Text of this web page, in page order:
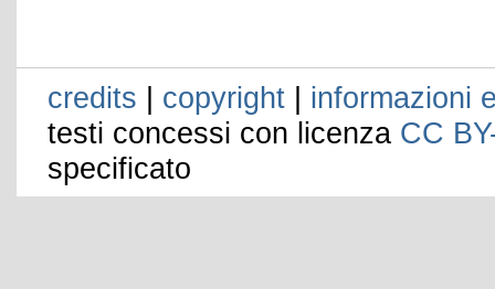
credits | copyright | informazioni
testi concessi con licenza CC
specificato